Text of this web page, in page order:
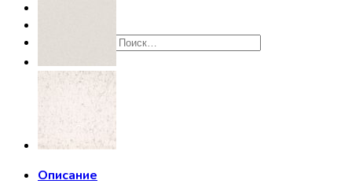
Описание